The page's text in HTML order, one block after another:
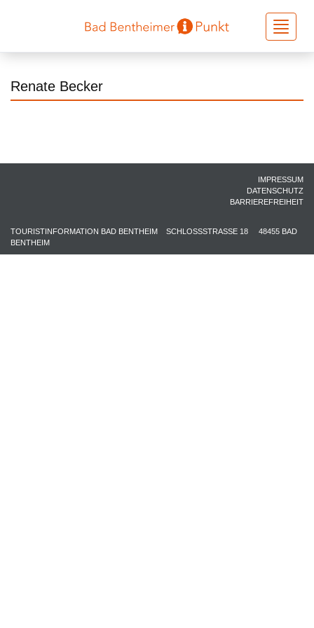
Toggle
Renate Becker
IMPRESSUM
DATENSCHUTZ
BARRIEREFREIHEIT
TOURISTINFORMATION BAD BENTHEIM SCHLOSSSTRASSE 18 48455 BAD
BENTHEIM